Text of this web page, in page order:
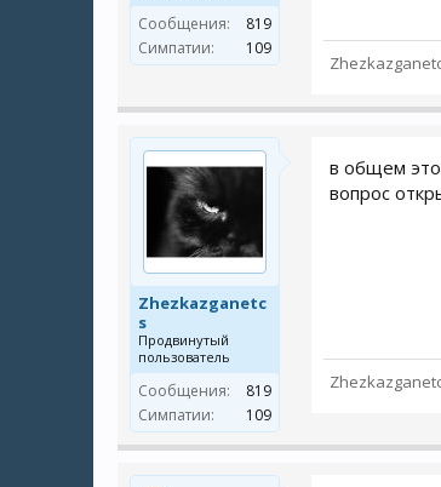
Сообщения:
819
Симпатии:
109
Zhezkazganetc
s
Продвинутый
пользователь
Сообщения:
819
Симпатии:
109
в общем
вопрос